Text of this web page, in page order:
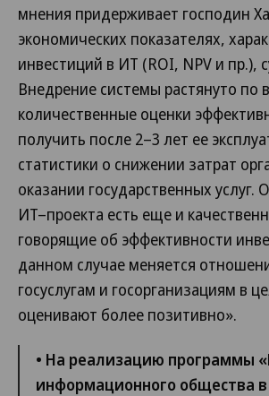
мнения придерживает господин
экономических показателях,
инвестиций в ИТ (ROI, NPV и пр.),
Внедрение системы растянуто по
количественные оценки
получить после 2–3 лет ее
статистики о снижении затрат
оказании государственных услуг.
ИТ–проекта есть еще и
говорящие об эффективности
данном случае меняется
госуслугам и госорганизациям в
оценивают более позитивно».
• На реализацию программы
информационного общества в